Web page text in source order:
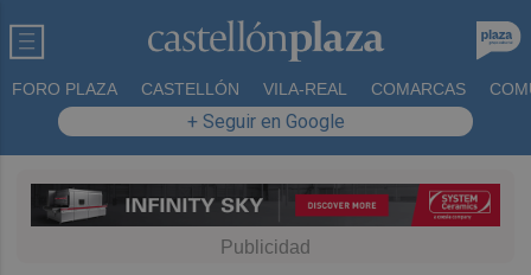
FORO PLAZA CASTELLÓN VILA-REAL COMARCAS
+ Seguir en Google